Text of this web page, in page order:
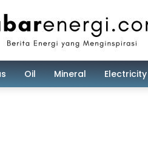
Oil Mineral Electricity